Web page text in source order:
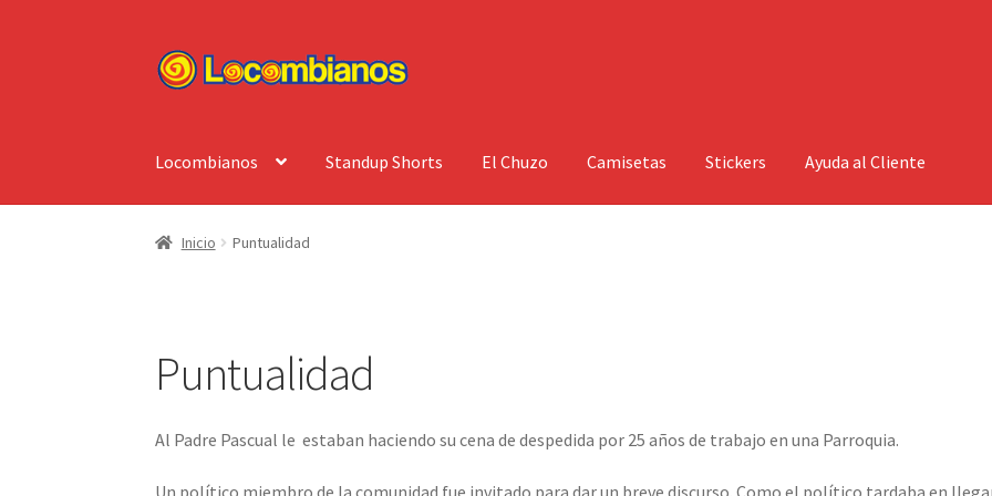
Ir
a
Ir
al
Locombianos Standup Shorts El Chuzo Camisetas Stickers Ayuda al Cliente
Inicio Puntualidad
Puntualidad
Al Padre Pascual le estaban haciendo su cena de despedida por 25 años de trabajo en una Parroquia.